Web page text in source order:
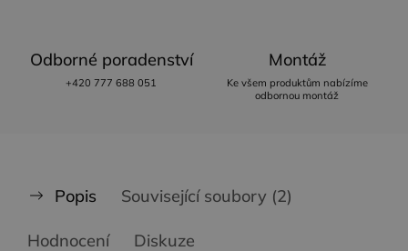
Odborné poradenství
+420 777 688 051
Montáž
Ke všem produktům nabízíme
odbornou montáž
Popis Související soubory (2)
Hodnocení Diskuze